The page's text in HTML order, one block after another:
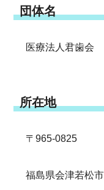
団体名
医療法人君歯会
所在地
〒965-0825
福島県会津若松